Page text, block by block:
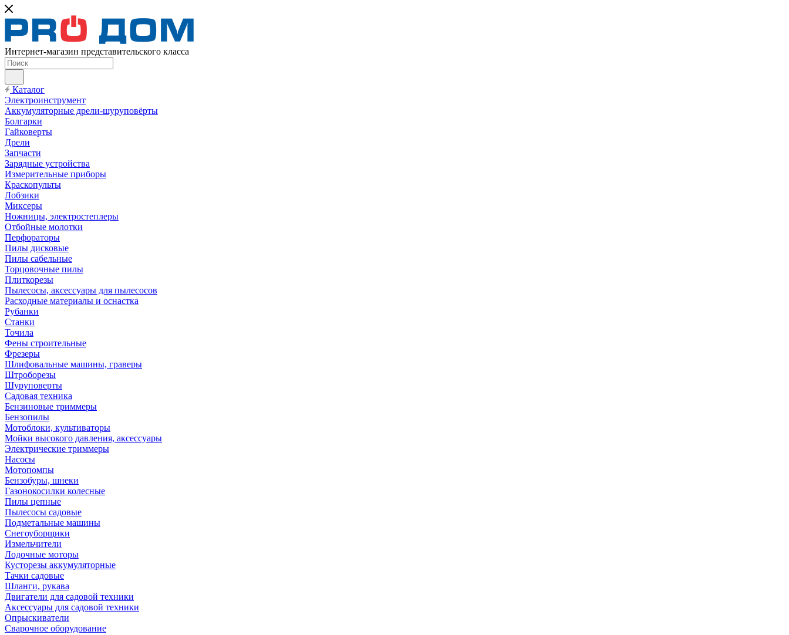
Интернет-магазин представительского класса
Каталог
Электроинструмент
Аккумуляторные дрели-шуруповёрты
Болгарки
Гайковерты
Дрели
Запчасти
Зарядные устройства
Измерительные приборы
Краскопульты
Лобзики
Миксеры
Ножницы, электростеплеры
Отбойные молотки
Перфораторы
Пилы дисковые
Пилы сабельные
Торцовочные пилы
Плиткорезы
Пылесосы, аксессуары для пылесосов
Расходные материалы и оснастка
Рубанки
Станки
Точила
Фены строительные
Фрезеры
Шлифовальные машины, граверы
Штроборезы
Шуруповерты
Садовая техника
Бензиновые триммеры
Бензопилы
Мотоблоки, культиваторы
Мойки высокого давления, аксессуары
Электрические триммеры
Насосы
Мотопомпы
Бензобуры, шнеки
Газонокосилки колесные
Пилы цепные
Пылесосы садовые
Подметальные машины
Снегоуборщики
Измельчители
Лодочные моторы
Кусторезы аккумуляторные
Тачки садовые
Шланги, рукава
Двигатели для садовой техники
Аксессуары для садовой техники
Опрыскиватели
Сварочное оборудование